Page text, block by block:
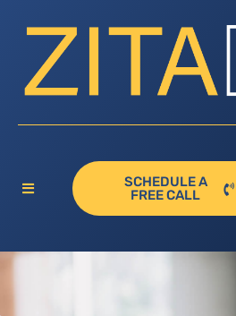
SCHEDULE A
FREE CALL